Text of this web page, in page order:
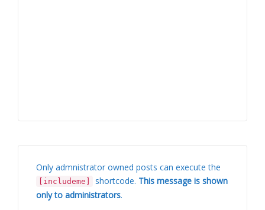
Only admnistrator owned posts can execute the
[includeme] shortcode. This message is shown
only to administrators.